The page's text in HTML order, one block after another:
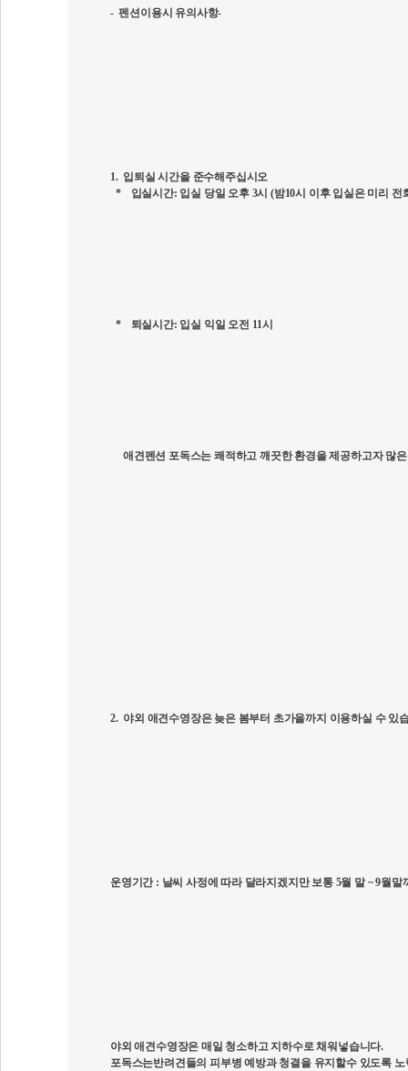
- 펜션이용시 유의사항-
1. 입퇴실 시간을 준수해주십시오
*
입실시간: 입실 당일 오후3시 (밤10시 이후 입실은 미리 전
* 퇴실시간: 입실 익일 오전 11시
애견펜션 포독스는 쾌적하고 깨끗한 환경을 제공하고자 많
2. 야외 애견수영장은 늦은 봄부터 초가을까지 이용하실 수 있
운영기간: 날씨 사정에 따라 달라지겠지만 보통5월 말~ 9월말
야외 애견수영장은 매일 청소하고 지하수로 채워넣습니다.
포독스는반려견들의 피부병 예방과 청결을 유지할수 있도록